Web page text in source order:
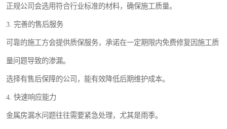
正规公司会选用符合行业标准的材料，确保施工质量。
3. 完善的售后服务
可靠的施工方会提供质保服务，承诺在一定期限内免费修复因施工质
量问题导致的渗漏。
选择有售后保障的公司，能有效降低后期维护成本。
4. 快速响应能力
金属房漏水问题往往需要紧急处理，尤其是雨季。